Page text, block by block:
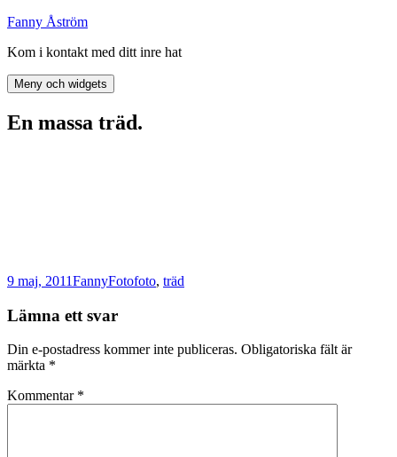
Hoppa
innehåll
Fanny Åström
Kom i kontakt med ditt inre hat
Meny och widgets
En massa träd.
Postat
9 maj, 2011Författare
FannyKategorier
FotoTaggar
foto, träd
Lämna ett svar
Din e-postadress kommer inte publiceras. Obligatoriska fält är
märkta *
Kommentar *